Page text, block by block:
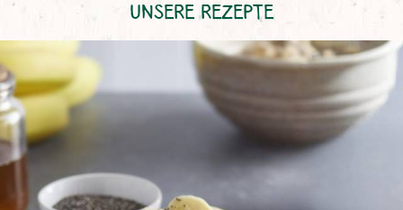
UNSERE REZEPTE